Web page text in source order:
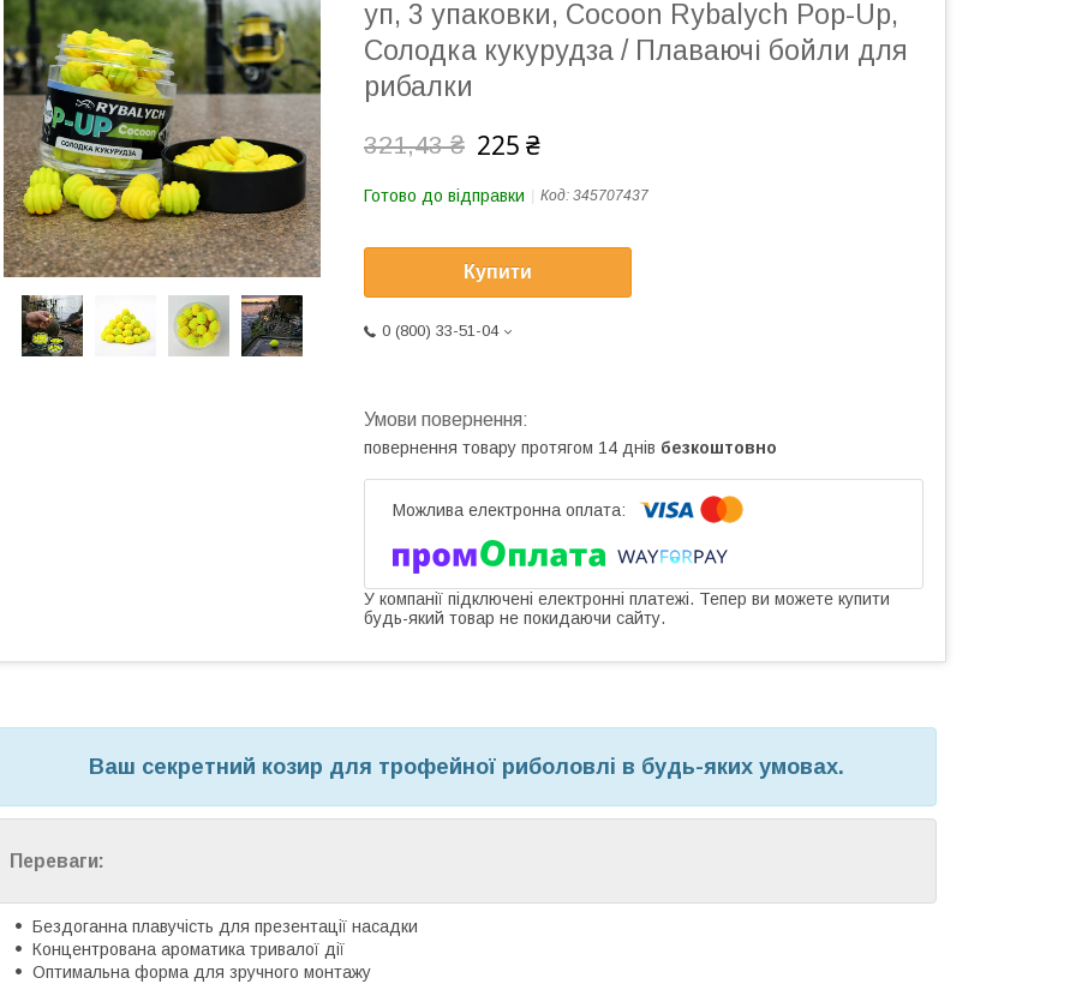
уп, 3 упаковки, Cocoon Rybalych Pop-Up,
Солодка кукурудза / Плаваючі бойли для
рибалки
321,43 ₴ 225 ₴
Готово до відправки Код: 345707437
Купити
0 (800) 33-51-04
повернення товару протягом 14 днів безкоштовно
У компанії підключені електронні платежі. Тепер ви можете купити
будь-який товар не покидаючи сайту.
Ваш секретний козир для трофейної риболовлі в будь-яких умовах.
Переваги:
Бездоганна плавучість для презентації насадки
Концентрована ароматика тривалої дії
Оптимальна форма для зручного монтажу